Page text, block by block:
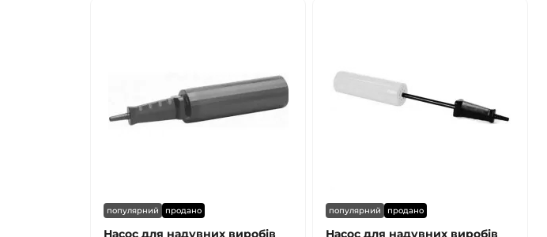
популярний продано
Насос для надувних виробів
популярний продано
Насос для надувних виробів